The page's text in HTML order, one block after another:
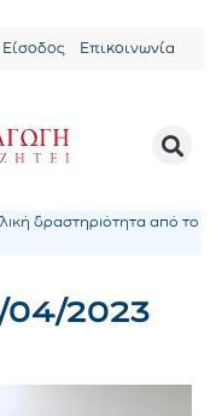
Είσοδος Επικοινωνία
δραστηριότητα από το
2023